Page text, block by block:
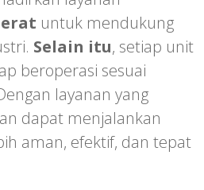
untuk mendukung
Selain itu, setiap unit
beroperasi sesuai
layanan yang
dapat menjalankan
aman, efektif, dan tepat